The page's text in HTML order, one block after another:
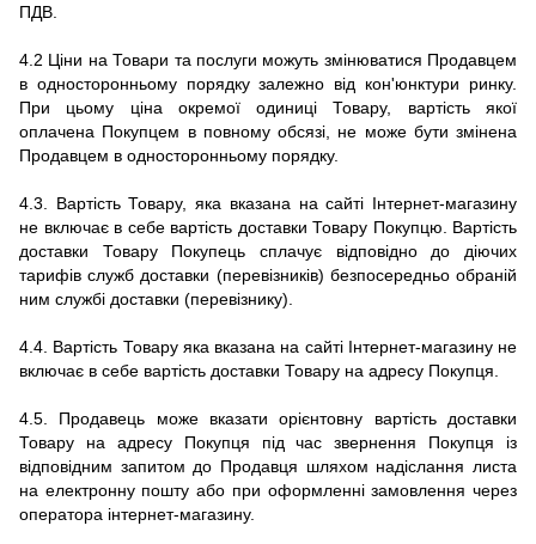
ПДВ.
4.2 Ціни на Товари та послуги можуть змінюватися Продавцем
в односторонньому порядку залежно від кон'юнктури ринку.
При цьому ціна окремої одиниці Товару, вартість якої
оплачена Покупцем в повному обсязі, не може бути змінена
Продавцем в односторонньому порядку.
4.3. Вартість Товару, яка вказана на сайті Інтернет-магазину
не включає в себе вартість доставки Товару Покупцю. Вартість
доставки Товару Покупець сплачує відповідно до діючих
тарифів служб доставки (перевізників) безпосередньо обраній
ним службі доставки (перевізнику).
4.4. Вартість Товару яка вказана на сайті Інтернет-магазину не
включає в себе вартість доставки Товару на адресу Покупця.
4.5.
Продавець може вказати орієнтовну вартість доставки
Товару на адресу Покупця під час звернення Покупця із
відповідним запитом до Продавця шляхом надіслання листа
на електронну пошту або при оформленні замовлення через
оператора інтернет-магазину.